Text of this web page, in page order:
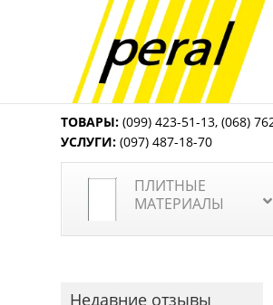
ТОВАРЫ: (099) 423-51-13,(068)
УСЛУГИ: (097) 487-18-70
ПЛИТНЫЕ
МАТЕРИАЛЫ
Недавние отзывы